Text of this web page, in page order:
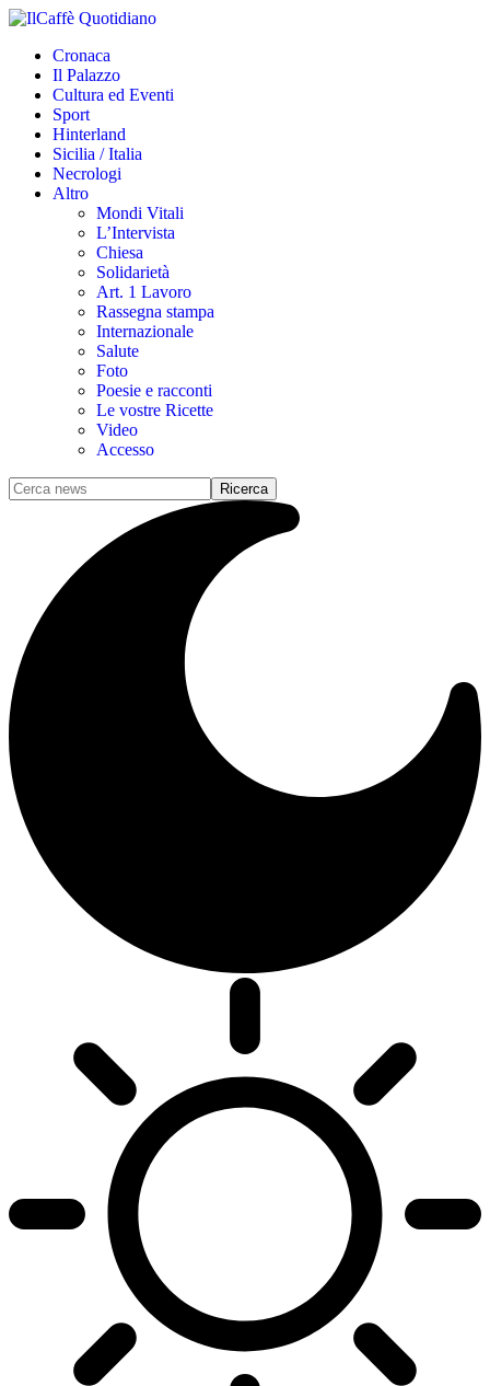
Cronaca
Il Palazzo
Cultura ed Eventi
Sport
Hinterland
Sicilia / Italia
Necrologi
Altro
Mondi Vitali
L’Intervista
Chiesa
Solidarietà
Art. 1 Lavoro
Rassegna stampa
Internazionale
Salute
Foto
Poesie e racconti
Le vostre Ricette
Video
Accesso